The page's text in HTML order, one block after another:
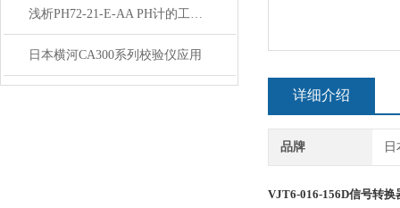
浅析PH72-21-E-AA PH计的工作原理与应用
日本横河CA300系列校验仪应用
详细介绍
品牌
VJT6-016-156D信号转换